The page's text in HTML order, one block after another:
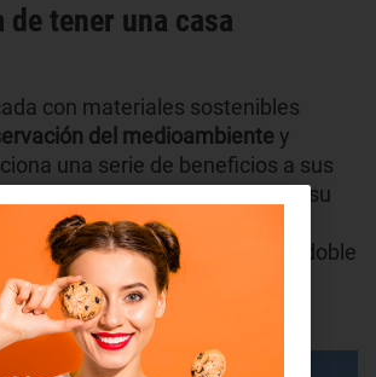
tener una casa
con materiales sostenibles
del medioambientey
una serie de beneficios a sus
viviendas se caracterizan por su
energía, usando fuentes
o el petróleoque tienen una doble
y nuestro bolsillo.